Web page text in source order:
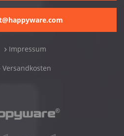
Impressum
Versandkosten